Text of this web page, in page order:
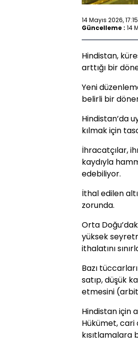
14 Mayıs 2026, 17:15
Güncelleme : 14
Hindistan,
arttığı bir
Yeni
belirli bir
Hindistan’da
kılmak için
İhracatçılar,
kaydıyla
edebiliyor.
İthal edilen
zorunda.
Orta
yüksek
ithalatını
Bazı
satıp, düşük
etmesini
Hindistan için
Hükümet, cari
kısıtlamalara